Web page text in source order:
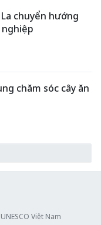
chuyển hướng
chăm sóc cây ăn
Việt Nam